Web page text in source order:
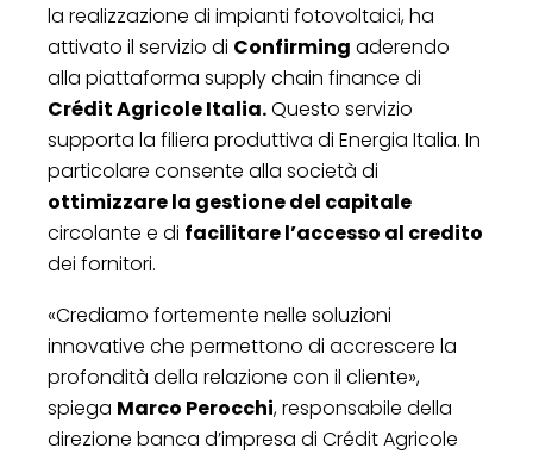
la realizzazione di impianti fotovoltaici, ha
attivato il servizio di Confirming aderendo
alla piattaforma supply chain finance di
Crédit Agricole Italia.Questo servizio
supporta la filiera produttiva di Energia Italia. In
particolare consente alla società di
ottimizzare la gestione del capitale
circolante e di facilitare l’accesso al credito
dei fornitori.
«Crediamo fortemente nelle soluzioni
innovative che permettono di accrescere la
profondità della relazione con il cliente»,
spiega Marco Perocchi, responsabile della
direzione banca d’impresa di Crédit Agricole